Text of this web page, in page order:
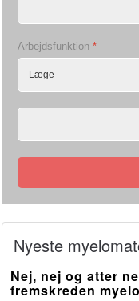
Arbejdsfunktion *
Nyeste
Nej, nej og atter
fremskreden